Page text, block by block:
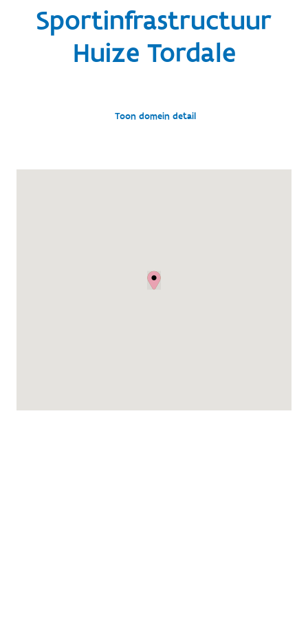
Sportinfrastructuur
Huize Tordale
Toon domein detail